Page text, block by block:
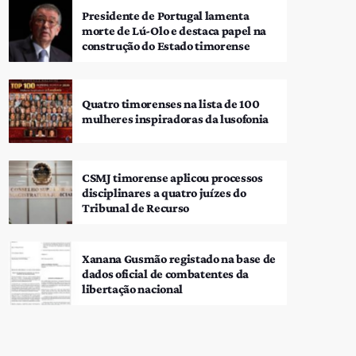
Presidente de Portugal lamenta
morte de Lú-Olo e destaca papel na
construção do Estado timorense
Quatro timorenses na lista de 100
mulheres inspiradoras da lusofonia
CSMJ timorense aplicou processos
disciplinares a quatro juízes do
Tribunal de Recurso
Xanana Gusmão registado na base de
dados oficial de combatentes da
libertação nacional